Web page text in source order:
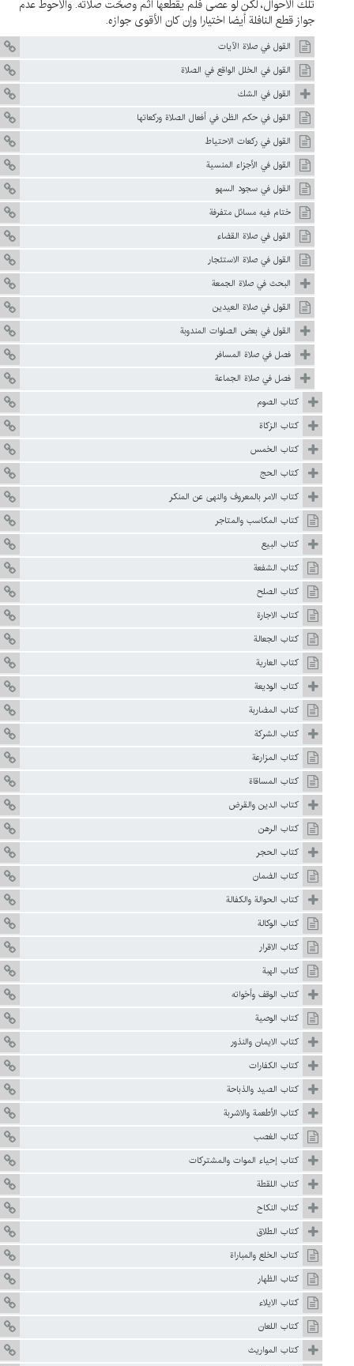
تلك الأحوال، لكن لو عصى فلم يقطعها أثم وصحّت صلاته. والأحوط عدم
جواز قطع النافلة أيضا اختيارا وإن كان الأقوى جوازه.
القول في صلاة الآيات
القول في الخلل الواقع في الصلاة
القول في الشك
القول في حكم الظن في أفعال الصلاة وركعاتها
القول في ركعات الاحتياط
القول في الأجزاء المنسية
القول في سجود السهو
ختام فيه مسائل متفرفة
القول في صلاة القضاء
القول في صلاة الاستئجار
البحث في صلاة الجمعة
القول في صلاة العيدين
القول في بعض الصلوات المندوبة
فصل في صلاة المسافر
فصل في صلاة الجماعة
كتاب الصوم
كتاب الزكاة
كتاب الخمس
كتاب الحج
كتاب الامر بالمعروف والنهى عن المنكر
كتاب المكاسب والمتاجر
كتاب البيع
كتاب الشفعة
كتاب الصلح
كتاب الاجارة
كتاب الجعالة
كتاب العارية
كتاب الوديعة
كتاب المضاربة
كتاب الشركة
كتاب المزارعة
كتاب المساقاة
كتاب الدين والقرض
كتاب الرهن
كتاب الحجر
كتاب الضمان
كتاب الحوالة والكفالة
كتاب الوكالة
كتاب الاقرار
كتاب الهبة
كتاب الوقف وأخواته
كتاب الوصية
كتاب الايمان والنذور
كتاب الكفارات
كتاب الصيد والذباحة
كتاب الأطعمة والاشربة
كتاب الغصب
كتاب إحياء الموات والمشتركات
كتاب اللقطة
كتاب النكاح
كتاب الطلاق
كتاب الخلع والمباراة
كتاب الظهار
كتاب الايلاء
كتاب اللعان
كتاب المواريث